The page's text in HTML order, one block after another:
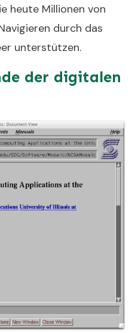
heute Millionen von
durch das
unterstützen.
der digitalen